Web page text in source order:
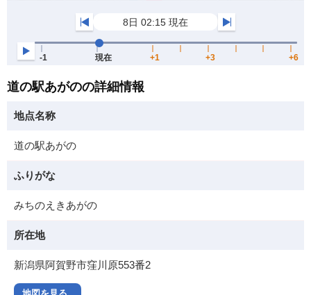
道の駅あがのの詳細情報
地点名称
道の駅あがの
ふりがな
みちのえきあがの
所在地
新潟県阿賀野市窪川原553番2